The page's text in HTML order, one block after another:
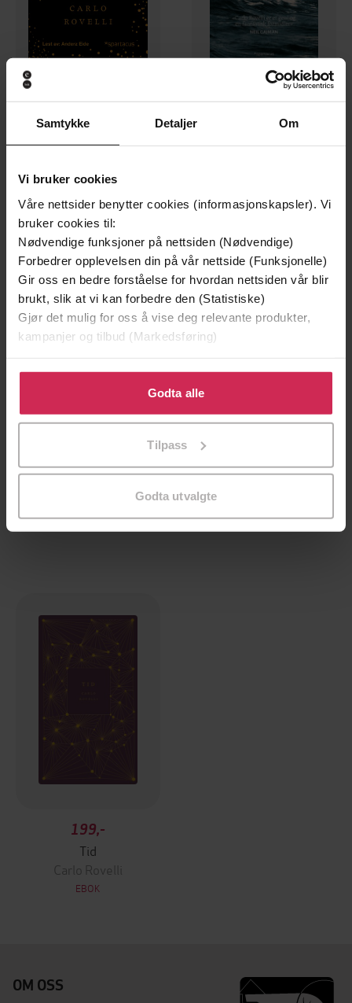
Samtykke Detaljer Om
Vi bruker cookies
Våre nettsider benytter cookies (informasjonskapsler). Vi
bruker cookies til:
Nødvendige funksjoner på nettsiden (Nødvendige)
Forbedrer opplevelsen din på vår nettside (Funksjonelle)
Gir oss en bedre forståelse for hvordan nettsiden vår blir
brukt, slik at vi kan forbedre den (Statistiske)
Gjør det mulig for oss å vise deg relevante produkter,
kampanjer og tilbud (Markedsføring)
Klikk på «Godta alle» for å gi oss ditt samtykke til å
bruke cookies for alle disse formålene. Du kan også
tilpasse ditt samtykke til spesifikke formål ved å klikke
Godta alle
Tilpass
Godta utvalgte
199,-
Carlo Rovelli
199,-
Helgoland
Carlo Rovelli
159,-
Virkeligheten er ikke slik vi tror
119,-
199,-
Tid
Carlo Rovelli
EBOK
OM OSS